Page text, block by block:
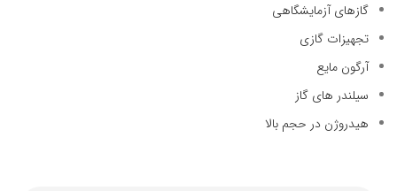
گازهای آزمایشگاهی
تجهیزات گازی
آرگون مایع
سیلندر های گاز
هیدروژن در حجم بالا